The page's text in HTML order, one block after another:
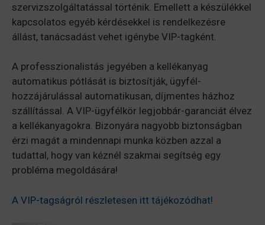
szervizszolgáltatással történik. Emellett a készülékkel
kapcsolatos egyéb kérdésekkel is rendelkezésre
állást, tanácsadást vehet igénybe VIP-tagként.
A professzionalistás jegyében a kellékanyag
automatikus pótlását is biztosítják, ügyfél-
hozzájárulással automatikusan, díjmentes házhoz
szállítással. A VIP-ügyfélkör legjobbár-garanciát élvez
a kellékanyagokra. Bizonyára nagyobb biztonságban
érzi magát a mindennapi munka közben azzal a
tudattal, hogy van kéznél szakmai segítség egy
probléma megoldására!
A VIP-tagságról részletesen itt tájékozódhat!